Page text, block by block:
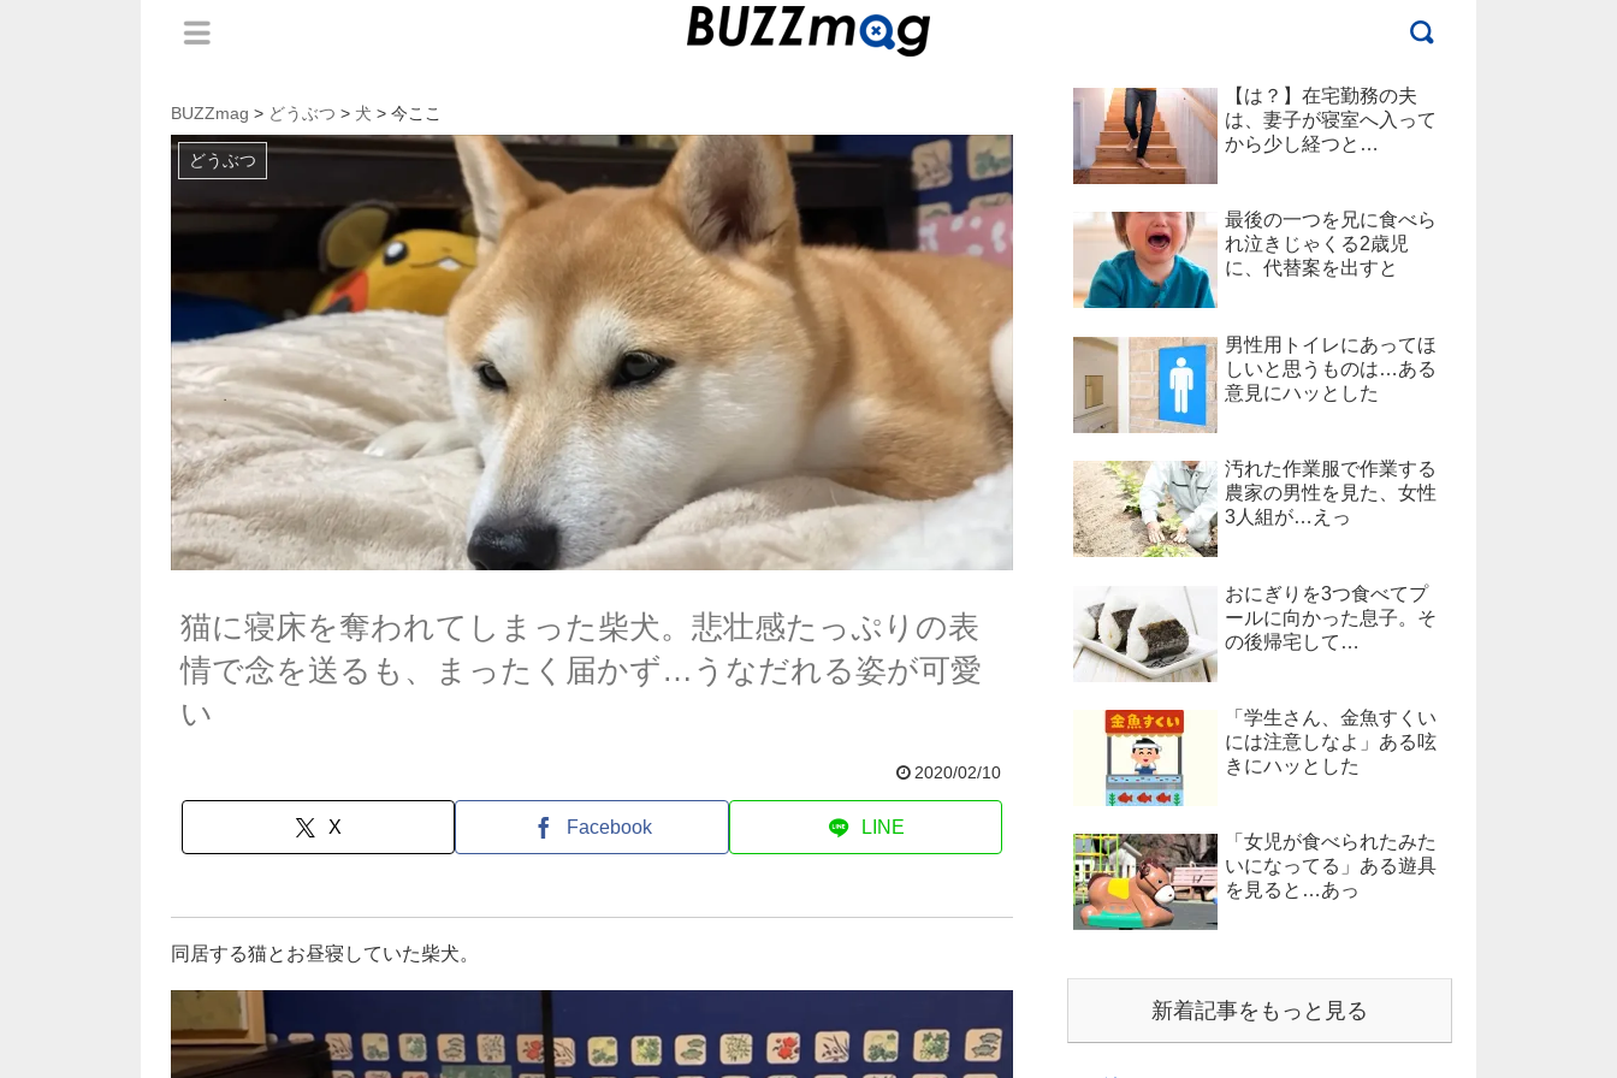
BUZZmag > どうぶつ > 犬 > 今ここ
どうぶつ
猫に寝床を奪われてしまった柴犬。悲壮感たっぷりの表
情で念を送るも、まったく届かず…うなだれる姿が可愛
い
2020/02/10
X Facebook LINE
同居する猫とお昼寝していた柴犬。
【は？】在宅勤務の夫
は、妻子が寝室へ入って
から少し経つと…
最後の一つを兄に食べら
れ泣きじゃくる2歳児
に、代替案を出すと
男性用トイレにあってほ
しいと思うものは…ある
意見にハッとした
汚れた作業服で作業する
農家の男性を見た、女性
3人組が…えっ
おにぎりを3つ食べてプ
ールに向かった息子。そ
の後帰宅して…
「学生さん、金魚すくい
には注意しなよ」ある呟
きにハッとした
「女児が食べられたみた
いになってる」ある遊具
を見ると…あっ
新着記事をもっと見る